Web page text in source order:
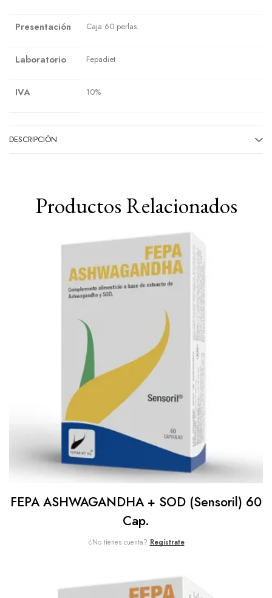
Presentación Caja 60 perlas.
Laboratorio Fepadiet
IVA 10%
DESCRIPCIÓN
Productos Relacionados
FEPA ASHWAGANDHA + SOD (Sensoril) 60
Cap.
¿No tienes cuenta? Regístrate